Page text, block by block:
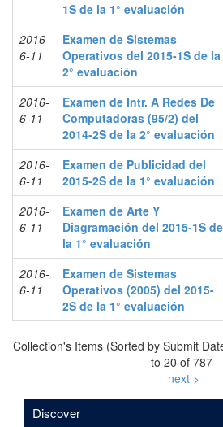
1S de la 1° evaluación
2016-
6-11
Examen de Sistemas
Operativos del 2015-1S de la
2° evaluación
2016-
6-11
Examen de Intr. A Redes De
Computadoras (95/2) del
2014-2S de la 2° evaluación
2016-
6-11
Examen de Publicidad del
2015-2S de la 1° evaluación
2016-
6-11
Examen de Arte Y
Diagramación del 2015-1S de
la 1° evaluación
2016-
6-11
Examen de Sistemas
Operativos (2005) del 2015-
2S de la 1° evaluación
Collection's Items (Sorted by Submit
to 20 of 787
next >
Discover